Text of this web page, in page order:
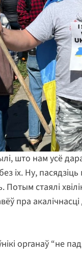
што нам усё
іх. Ну, пасядзіць
стаялі
пра акалічнасці
органаў “не